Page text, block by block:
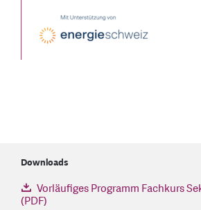
Downloads
Vorläufiges Programm Fachkurs
(PDF)